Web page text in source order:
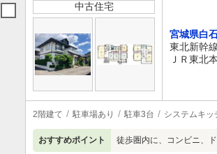
中古住宅
宮城県白
東北新幹
ＪＲ東北
2階建て 駐車場あり 駐車3台 システムキッ
おすすめポイント 徒歩圏内に、コンビニ、